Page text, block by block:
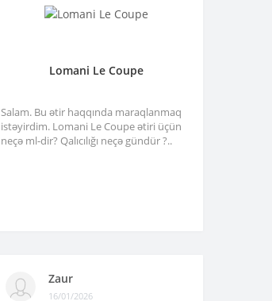
Lomani Le Coupe
Salam. Bu ətir haqqında maraqlanmaq
istəyirdim. Lomani Le Coupe ətiri üçün
neçə ml-dir? Qalıcılığı neçə gündür ?..
Zaur
16/01/2026